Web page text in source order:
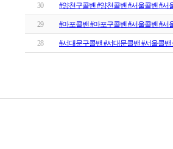
30 #양천구콜밴 #양천콜밴 #서울콜밴 #
29 #마포콜밴 #마포구콜밴 #서울콜밴 #
28 #서대문구콜밴 #서대문콜밴 #서울콜